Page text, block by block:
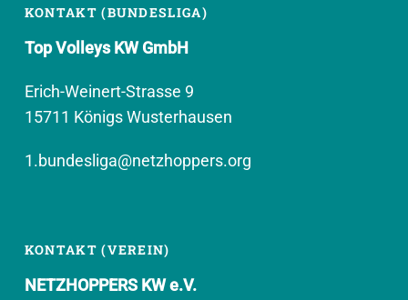
KONTAKT (BUNDESLIGA)
Top Volleys KW GmbH
Erich-Weinert-Strasse 9
15711 Königs Wusterhausen
1.bundesliga@netzhoppers.org
KONTAKT (VEREIN)
NETZHOPPERS KW e.V.